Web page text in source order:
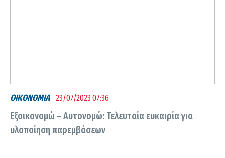
ΟΙΚΟΝΟΜΙΑ 23/07/2023 07:36
Εξοικονομώ – Αυτονομώ: Τελευταία ευκαιρία για
υλοποίηση παρεμβάσεων